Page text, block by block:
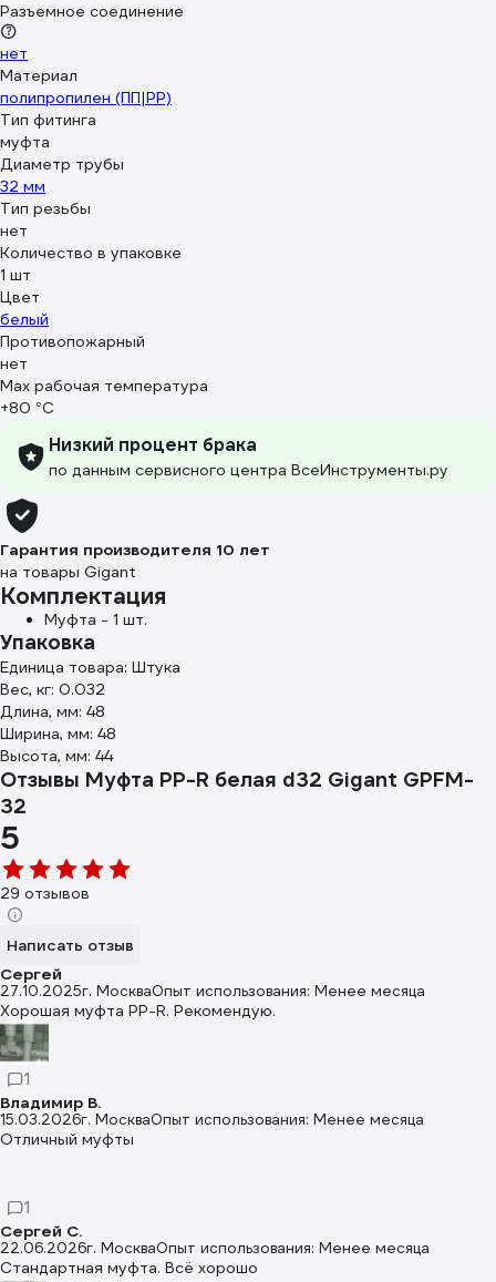
Разъемное соединение
нет
Материал
полипропилен (ПП|PP)
Тип фитинга
муфта
Диаметр трубы
32 мм
Тип резьбы
нет
Количество в упаковке
1 шт
Цвет
белый
Противопожарный
нет
Max рабочая температура
+80 °С
Низкий процент брака
по данным сервисного центра ВсеИнструменты.ру
Гарантия производителя 10 лет
на товары Gigant
Комплектация
Муфта - 1 шт.
Упаковка
Единица товара: Штука
Вес, кг: 0.032
Длина, мм: 48
Ширина, мм: 48
Высота, мм: 44
Отзывы Муфта PP-R белая d32 Gigant GPFM-
32
5
29 отзывов
Написать отзыв
Сергей
27.10.2025г. МоскваОпыт использования: Менее месяца
Хорошая муфта PP-R. Рекомендую.
1
Владимир В.
15.03.2026г. МоскваОпыт использования: Менее месяца
Отличный муфты
1
Сергей С.
22.06.2026г. МоскваОпыт использования: Менее месяца
Стандартная муфта. Всё хорошо